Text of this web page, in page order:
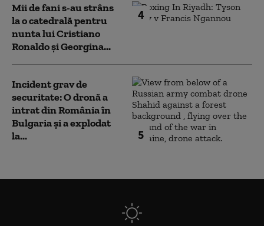
4
Mii de fani s-au strâns
la o catedrală pentru
nunta lui Cristiano
Ronaldo şi Georgina...
5
Incident grav de
securitate: O dronă a
intrat din România în
Bulgaria şi a explodat
la...